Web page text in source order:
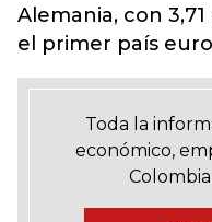
Alemania, con
el primer país
Toda la
económico,